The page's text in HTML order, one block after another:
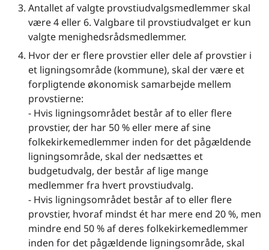
Antallet af valgte provstiudvalgsmedlemmer skal
være 4 eller 6. Valgbare til provstiudvalget er kun
valgte menighedsrådsmedlemmer.
Hvor der er flere provstier eller dele af provstier i
et ligningsområde (kommune), skal der være et
forpligtende økonomisk samarbejde mellem
provstierne:
- Hvis ligningsområdet består af to eller flere
provstier, der har 50 % eller mere af sine
folkekirkemedlemmer inden for det pågældende
ligningsområde, skal der nedsættes et
budgetudvalg, der består af lige mange
medlemmer fra hvert provstiudvalg.
- Hvis ligningsområdet består af to eller flere
provstier, hvoraf mindst ét har mere end 20 %, men
mindre end 50 % af deres folkekirkemedlemmer
inden for det pågældende ligningsområde, skal